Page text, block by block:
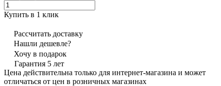
Купить в 1 клик
Рассчитать доставку
Нашли дешевле?
Хочу в подарок
Гарантия 5 лет
Цена действительна только для интернет-магазина и может
отличаться от цен в розничных магазинах